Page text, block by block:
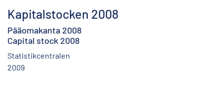
Kapitalstocken 2008
Pääomakanta 2008
Capital stock 2008
Statistikcentralen
2009